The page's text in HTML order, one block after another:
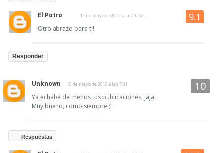
El Potro 11 de mayo de 2012 a las 10:02
Otro abrazo para ti!
Responder
Unknown 10 de mayo de 2012 a las 7:01
Ya echaba de menos tus publicaciones, jaja.
Muy bueno, como siempre ;)
Respuestas